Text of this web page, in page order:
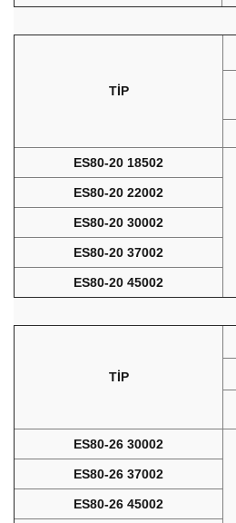
TİP
ES80-20 18502
ES80-20 22002
ES80-20 30002
ES80-20 37002
ES80-20 45002
TİP
ES80-26 30002
ES80-26 37002
ES80-26 45002